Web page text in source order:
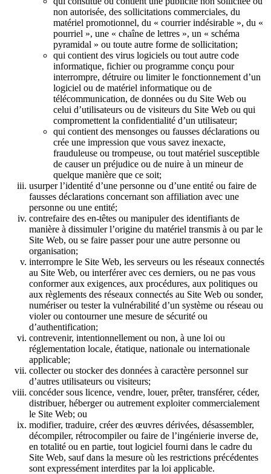
non autorisée, des sollicitations commerciales, du
matériel promotionnel, du « courrier indésirable », du «
pourriel », une « chaîne de lettres », un « schéma
pyramidal » ou toute autre forme de sollicitation;
qui contient des virus logiciels ou tout autre code
informatique, fichier ou programme conçu pour
interrompre, détruire ou limiter le fonctionnement d’un
logiciel ou de matériel informatique ou de
télécommunication, de données ou du Site Web ou
celui d’utilisateurs ou de visiteurs du Site Web ou qui
compromettent la confidentialité d’un utilisateur;
qui contient des mensonges ou fausses déclarations ou
crée une impression que vous savez inexacte,
frauduleuse ou trompeuse, ou tout matériel susceptible
de causer un préjudice ou de nuire à un mineur de
quelque manière que ce soit;
usurper l’identité d’une personne ou d’une entité ou faire de
fausses déclarations concernant son affiliation avec une
personne ou une entité;
contrefaire des en-têtes ou manipuler des identifiants de
manière à dissimuler l’origine du matériel transmis à ou par le
Site Web, ou se faire passer pour une autre personne ou
organisation;
interrompre le Site Web, les serveurs ou les réseaux connectés
au Site Web, ou interférer avec ces derniers, ou ne pas vous
conformer aux exigences, aux procédures, aux politiques ou
aux règlements des réseaux connectés au Site Web ou sonder,
numériser ou tester la vulnérabilité d’un système ou réseau ou
violer ou contourner une mesure de sécurité ou
d’authentification;
contrevenir, intentionnellement ou non, à une loi ou
réglementation locale, étatique, nationale ou internationale
applicable;
collecter ou stocker des données à caractère personnel sur
d’autres utilisateurs ou visiteurs;
concéder sous licence, vendre, louer, prêter, transférer, céder,
distribuer, héberger ou autrement exploiter commercialement
le Site Web; ou
modifier, traduire, créer des œuvres dérivées, désassembler,
décompiler, rétrocompiler ou faire de l’ingénierie inverse de,
en totalité ou en partie, tout logiciel fourni dans le cadre du
Site Web, sauf dans la mesure où les restrictions précédentes
sont expressément interdites par la loi applicable.